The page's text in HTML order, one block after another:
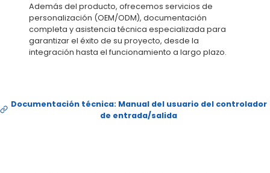
Además del producto, ofrecemos servicios de
personalización (OEM/ODM), documentación
completa y asistencia técnica especializada para
garantizar el éxito de su proyecto, desde la
integración hasta el funcionamiento a largo plazo.
Documentación técnica: Manual del usuario del controlador
de entrada/salida